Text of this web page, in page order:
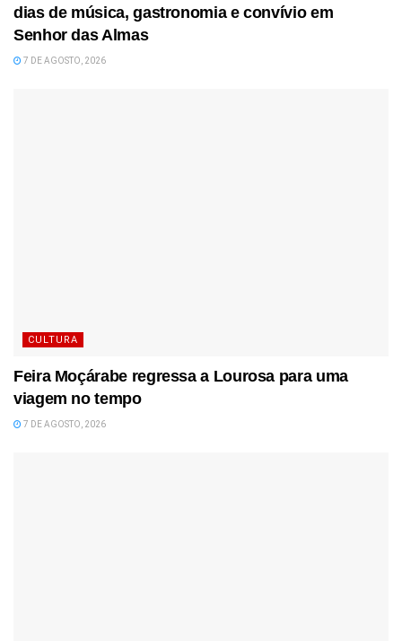
dias de música, gastronomia e convívio em
Senhor das Almas
7 DE AGOSTO, 2026
CULTURA
Feira Moçárabe regressa a Lourosa para uma
viagem no tempo
7 DE AGOSTO, 2026